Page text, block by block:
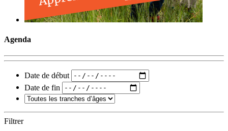
Agenda
Date de début
Date de fin
Filtrer